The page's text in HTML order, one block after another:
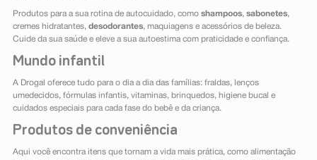
Produtos para a sua rotina de autocuidado, como shampoos, sabonetes,
cremes hidratantes, desodorantes, maquiagens e acessórios de beleza.
Cuide da sua saúde e eleve a sua autoestima com praticidade e confiança.
Mundo infantil
A Drogal oferece tudo para o dia a dia das famílias: fraldas, lenços
umedecidos, fórmulas infantis, vitaminas, brinquedos, higiene bucal e
cuidados especiais para cada fase do bebê e da criança.
Produtos de conveniência
Aqui você encontra itens que tornam a vida mais prática, como alimentação